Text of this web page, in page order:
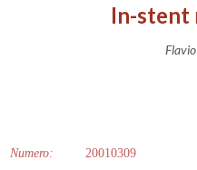
In-stent
Numero:
20010309